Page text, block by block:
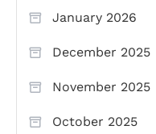
January 2026
December 2025
November 2025
October 2025